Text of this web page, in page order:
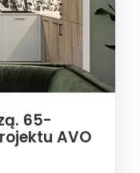
65-
AVO